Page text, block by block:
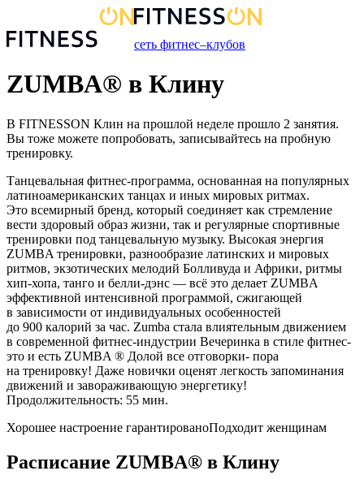
сеть фитнес–клубов
ZUMBA® в Клину
В FITNESSON Клин на прошлой неделе прошло 2 занятия.
Вы тоже можете попробовать, записывайтесь на пробную
тренировку.
Танцевальная фитнес-программа, основанная на популярных
латиноамериканских танцах и иных мировых ритмах.
Это всемирный бренд, который соединяет как стремление
вести здоровый образ жизни, так и регулярные спортивные
тренировки под танцевальную музыку. Высокая энергия
ZUMBA тренировки, разнообразие латинских и мировых
ритмов, экзотических мелодий Болливуда и Африки, ритмы
хип-хопа, танго и белли-дэнс — всё это делает ZUMBA
эффективной интенсивной программой, сжигающей
в зависимости от индивидуальных особенностей
до 900 калорий за час. Zumba стала влиятельным движением
в современной фитнес-индустрии Вечеринка в стиле фитнес-
это и есть ZUMBA ® Долой все отговорки- пора
на тренировку! Даже новички оценят легкость запоминания
движений и завораживающую энергетику!
Продолжительность: 55 мин.
Хорошее настроение гарантированоПодходит женщинам
Расписание ZUMBA® в Клину